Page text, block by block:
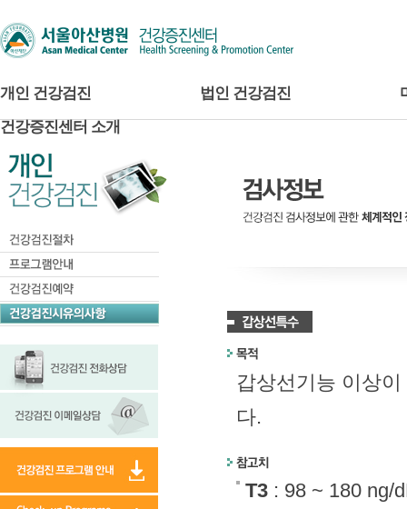
개인 건강검진 법인 건강검진
건강증진센터 소개
갑상선기능 이상
다.
T3 : 98 ~ 180 ng/